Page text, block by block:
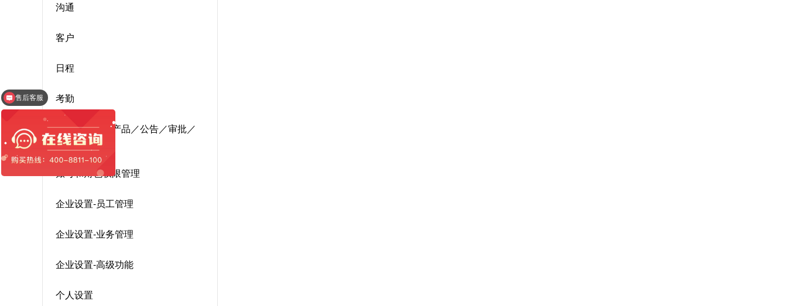
沟通
客户
日程
考勤
协同—项目／产品／公告／审批／
日志
账号和角色权限管理
企业设置-员工管理
企业设置-业务管理
企业设置-高级功能
个人设置
售后客服